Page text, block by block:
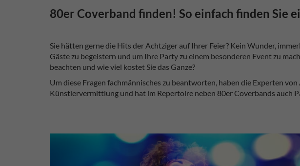
80er Coverband finden! So einfach finden Sie
Sie hätten gerne die Hits der Achtziger auf Ihrer Feier? Kein Wunder,
Gäste zu begeistern und um Ihre Party zu einem besonderen Event zu
beachten und wie viel kostet Sie das Ganze?
Um diese Fragen fachmännisches zu beantworten, haben die Experten
Künstlervermittlung und hat im Repertoire neben 80er Coverbands auch